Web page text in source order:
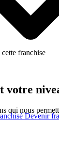
Devenir
franchise
votre
qui nous